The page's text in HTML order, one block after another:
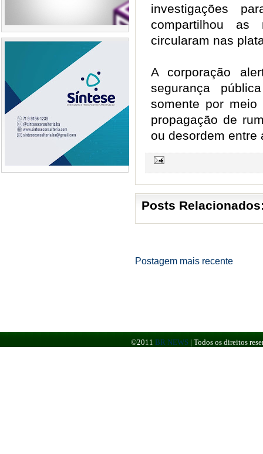
investigações
compartilhou as
circularam nas
A corporação
segurança
somente por
propagação de
ou desordem entre
Posts
Postagem mais recente
©2011 BR NEWS | Todos os direitos